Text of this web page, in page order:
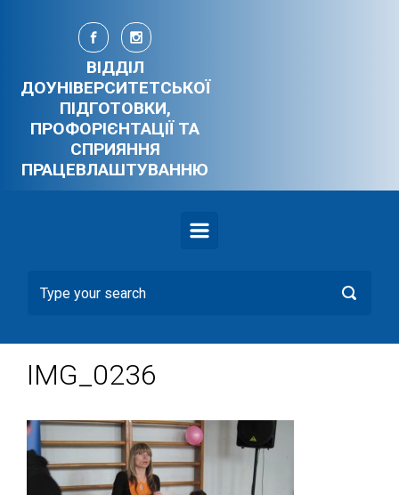
Skip to main content
ВІДДІЛ
ДОУНІВЕРСИТЕТСЬКОЇ
ПІДГОТОВКИ,
ПРОФОРІЄНТАЦІЇ ТА
СПРИЯННЯ
ПРАЦЕВЛАШТУВАННЮ
IMG_0236